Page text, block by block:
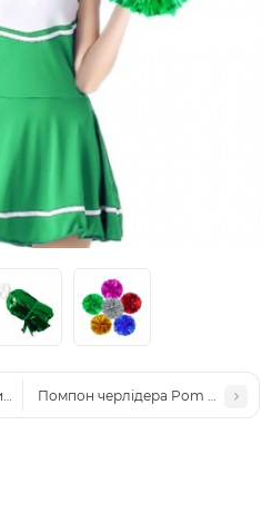
червоні (уп 2шт)
Помпон черлідера Pom Poms